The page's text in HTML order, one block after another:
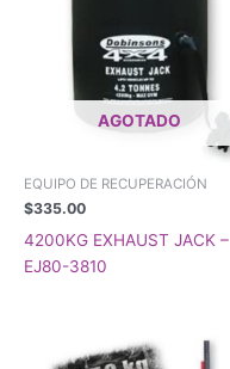
AGOTADO
EQUIPO DE RECUPERACIÓN
$335.00
4200KG EXHAUST JACK –
EJ80-3810